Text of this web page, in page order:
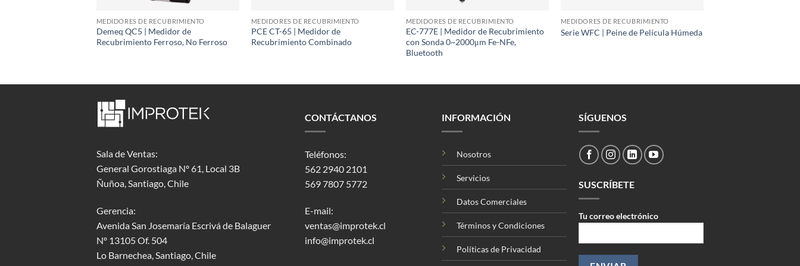
MEDIDORES DE RECUBRIMIENTO
Demeq QC5 | Medidor de
Recubrimiento Ferroso, No Ferroso
MEDIDORES DE RECUBRIMIENTO
PCE CT-65 | Medidor de
Recubrimiento Combinado
MEDIDORES DE RECUBRIMIENTO
EC-777E | Medidor de Recubrimiento
con Sonda 0~2000μm Fe-NFe,
Bluetooth
MEDIDORES DE RECUBRIMIENTO
Serie WFC | Peine de Película Húmeda
Sala de Ventas:
General Gorostiaga Nº 61, Local 3B
Ñuñoa, Santiago, Chile
Gerencia:
Avenida San Josemaría Escrivá de Balaguer
Nº 13105 Of. 504
Lo Barnechea, Santiago, Chile
CONTÁCTANOS
Teléfonos:
562 2940 2101
569 7807 5772
E-mail:
ventas@improtek.cl
info@improtek.cl
INFORMACIÓN
Nosotros
Servicios
Datos Comerciales
Términos y Condiciones
Políticas de Privacidad
SÍGUENOS
SUSCRÍBETE
Tu correo electrónico